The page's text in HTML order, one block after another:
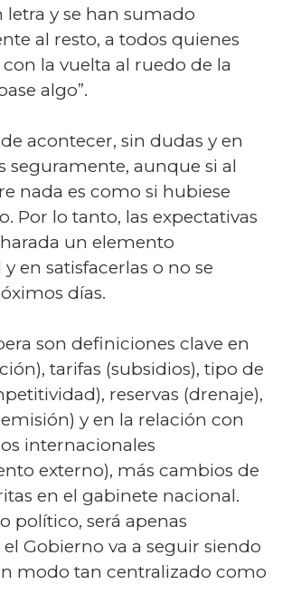
y se han sumado
al resto, a todos quienes
la vuelta al ruedo de la
algo”.
acontecer, sin dudas y en
seguramente, aunque si al
nada es como si hubiese
Por lo tanto, las expectativas
un elemento
en satisfacerlas o no se
días.
son definiciones clave en
tarifas (subsidios), tipo de
reservas (drenaje),
y en la relación con
internacionales
externo), más cambios de
en el gabinete nacional.
político, será apenas
Gobierno va a seguir siendo
modo tan centralizado como